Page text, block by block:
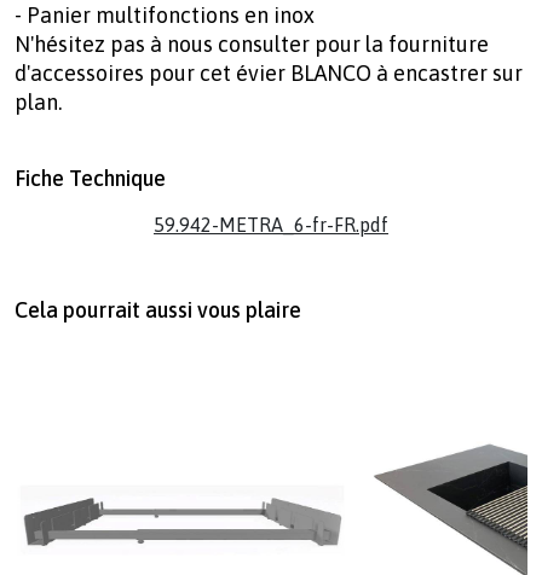
- Panier multifonctions en inox
N'hésitez pas à nous consulter pour la fourniture
d'accessoires pour cet évier BLANCO à encastrer sur
plan.
Fiche Technique
59.942-METRA_6-fr-FR.pdf
Cela pourrait aussi vous plaire